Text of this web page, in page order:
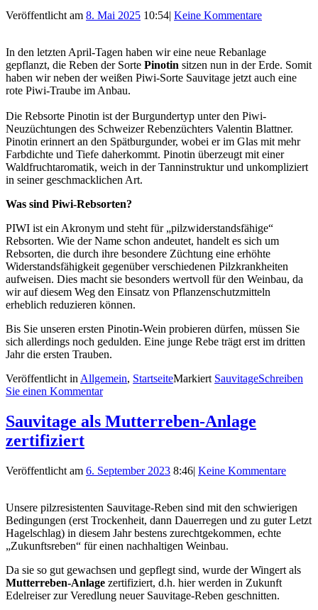
Veröffentlicht am 8. Mai 2025 10:54| Keine Kommentare
In den letzten April-Tagen haben wir eine neue Rebanlage
gepflanzt, die Reben der Sorte Pinotin sitzen nun in der Erde. Somit
haben wir neben der weißen Piwi-Sorte Sauvitage jetzt auch eine
rote Piwi-Traube im Anbau.
Die Rebsorte Pinotin ist der Burgundertyp unter den Piwi-
Neuzüchtungen des Schweizer Rebenzüchters Valentin Blattner.
Pinotin erinnert an den Spätburgunder, wobei er im Glas mit mehr
Farbdichte und Tiefe daherkommt. Pinotin überzeugt mit einer
Waldfruchtaromatik, weich in der Tanninstruktur und unkompliziert
in seiner geschmacklichen Art.
Was sind Piwi-Rebsorten?
PIWI ist ein Akronym und steht für „pilzwiderstandsfähige“
Rebsorten. Wie der Name schon andeutet, handelt es sich um
Rebsorten, die durch ihre besondere Züchtung eine erhöhte
Widerstandsfähigkeit gegenüber verschiedenen Pilzkrankheiten
aufweisen. Dies macht sie besonders wertvoll für den Weinbau, da
wir auf diesem Weg den Einsatz von Pflanzenschutzmitteln
erheblich reduzieren können.
Bis Sie unseren ersten Pinotin-Wein probieren dürfen, müssen Sie
sich allerdings noch gedulden. Eine junge Rebe trägt erst im dritten
Jahr die ersten Trauben.
Veröffentlicht in Allgemein, StartseiteMarkiert SauvitageSchreiben
Sie einen Kommentar
Sauvitage als Mutterreben-Anlage
zertifiziert
Veröffentlicht am 6. September 2023 8:46| Keine Kommentare
Unsere pilzresistenten Sauvitage-Reben sind mit den schwierigen
Bedingungen (erst Trockenheit, dann Dauerregen und zu guter Letzt
Hagelschlag) in diesem Jahr bestens zurechtgekommen, echte
„Zukunftsreben“ für einen nachhaltigen Weinbau.
Da sie so gut gewachsen und gepflegt sind, wurde der Wingert als
Mutterreben-Anlage zertifiziert, d.h. hier werden in Zukunft
Edelreiser zur Veredlung neuer Sauvitage-Reben geschnitten.